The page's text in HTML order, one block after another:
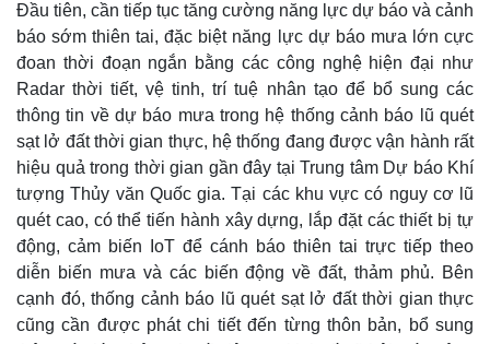
Đầu tiên, cần tiếp tục tăng cường năng lực dự báo và cảnh
báo sớm thiên tai, đặc biệt năng lực dự báo mưa lớn cực
đoan thời đoạn ngắn bằng các công nghệ hiện đại như
Radar thời tiết, vệ tinh, trí tuệ nhân tạo để bổ sung các
thông tin về dự báo mưa trong hệ thống cảnh báo lũ quét
sạt lở đất thời gian thực, hệ thống đang được vận hành rất
hiệu quả trong thời gian gần đây tại Trung tâm Dự báo Khí
tượng Thủy văn Quốc gia. Tại các khu vực có nguy cơ lũ
quét cao, có thể tiến hành xây dựng, lắp đặt các thiết bị tự
động, cảm biến IoT để cánh báo thiên tai trực tiếp theo
diễn biến mưa và các biến động về đất, thảm phủ. Bên
cạnh đó, thống cảnh báo lũ quét sạt lở đất thời gian thực
cũng cần được phát chi tiết đến từng thôn bản, bổ sung